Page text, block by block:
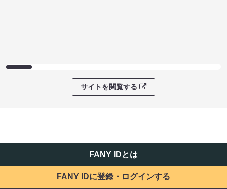
サイトを閲覧する
FANY IDとは
FANY IDに登録・ログインする